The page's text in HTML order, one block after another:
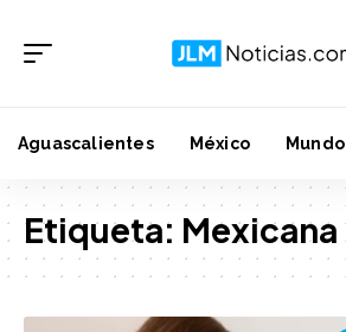
Aguascalientes México Mundo
Etiqueta: Mexicana